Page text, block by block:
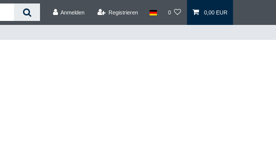
Anmelden Registrieren 0 0,00 EUR